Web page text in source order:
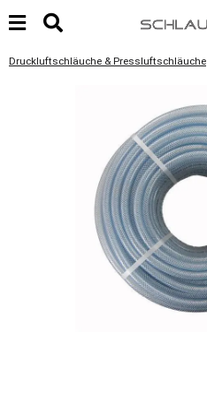
Druckluftschläuche & Pressluftschläuche